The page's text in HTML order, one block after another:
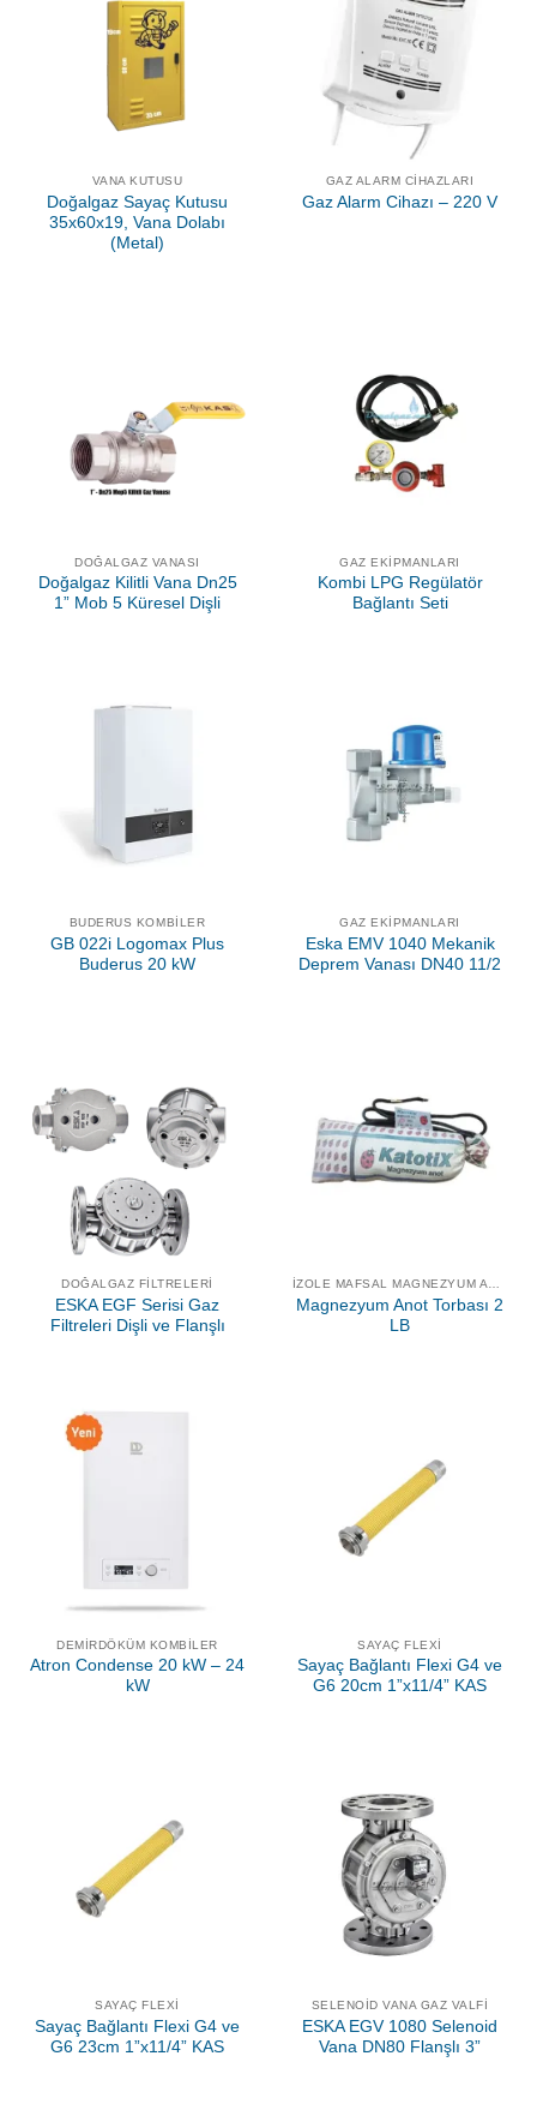
VANA KUTUSU
Doğalgaz Sayaç Kutusu
35x60x19, Vana Dolabı
(Metal)
GAZ ALARM CIHAZLARI
Gaz Alarm Cihazı – 220 V
DOĞALGAZ VANASI
Doğalgaz Kilitli Vana Dn25
1” Mob 5 Küresel Dişli
GAZ EKIPMANLARI
Kombi LPG Regülatör
Bağlantı Seti
BUDERUS KOMBILER
GB 022i Logomax Plus
Buderus 20 kW
GAZ EKIPMANLARI
Eska EMV 1040 Mekanik
Deprem Vanası DN40 11/2
DOĞALGAZ FILTRELERI
ESKA EGF Serisi Gaz
Filtreleri Dişli ve Flanşlı
Magnezyum Anot Torbası 2
LB
DEMIRDÖKÜM KOMBILER
Atron Condense 20 kW – 24
kW
SAYAÇ FLEXI
Sayaç Bağlantı Flexi G4 ve
G6 20cm 1”x11/4” KAS
SAYAÇ FLEXI
Sayaç Bağlantı Flexi G4 ve
G6 23cm 1”x11/4” KAS
SELENOID VANA GAZ VALFI
ESKA EGV 1080 Selenoid
Vana DN80 Flanşlı 3”